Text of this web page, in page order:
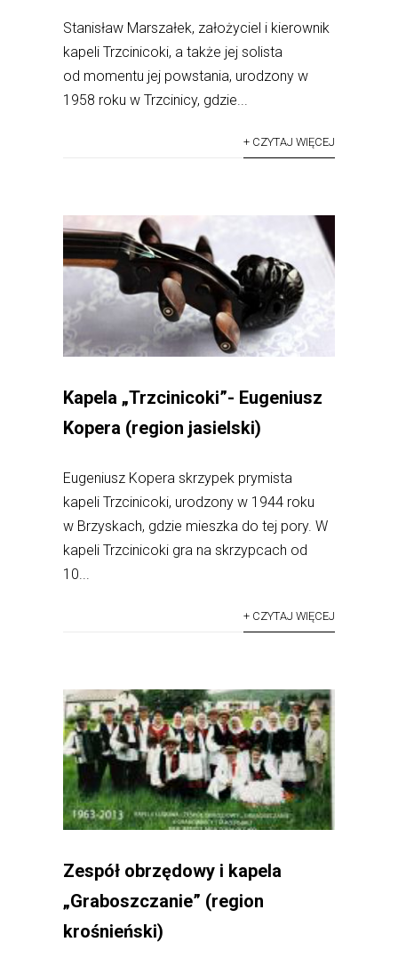
Stanisław Marszałek, założyciel i kierownik
kapeli Trzcinicoki, a także jej solista
od momentu jej powstania, urodzony w
1958 roku w Trzcinicy, gdzie...
+ CZYTAJ WIĘCEJ
Kapela „Trzcinicoki”- Eugeniusz
Kopera (region jasielski)
Eugeniusz Kopera skrzypek prymista
kapeli Trzcinicoki, urodzony w 1944 roku
w Brzyskach, gdzie mieszka do tej pory. W
kapeli Trzcinicoki gra na skrzypcach od
10...
+ CZYTAJ WIĘCEJ
Zespół obrzędowy i kapela
„Graboszczanie” (region
krośnieński)